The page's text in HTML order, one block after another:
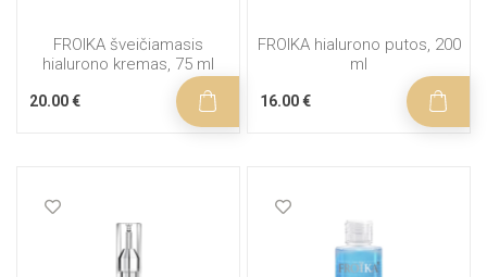
FROIKA šveičiamasis
hialurono kremas, 75 ml
20.00 €
FROIKA hialurono putos, 200
ml
16.00 €